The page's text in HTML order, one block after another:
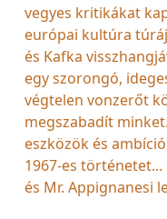
vegyes kritikákat
európai kultúra
és Kafka
egy szorongó,
végtelen vonzerőt
megszabadít
eszközök és
1967-es
és Mr. Appignanesi